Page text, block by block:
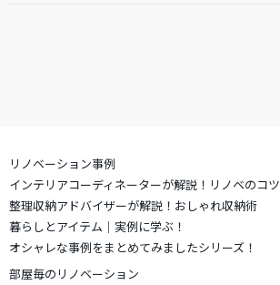
リノベーション事例
インテリアコーディネーターが解説！リノベのコツ
整理収納アドバイザーが解説！おしゃれ収納術
暮らしとアイテム｜実例に学ぶ！
オシャレな事例をまとめてみましたシリーズ！
部屋毎のリノベーション